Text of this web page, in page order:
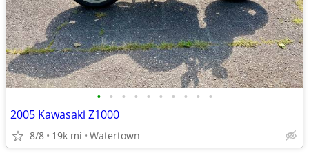
• • • • • • • • • •
2005 Kawasaki Z1000
8/8 19k mi Watertown